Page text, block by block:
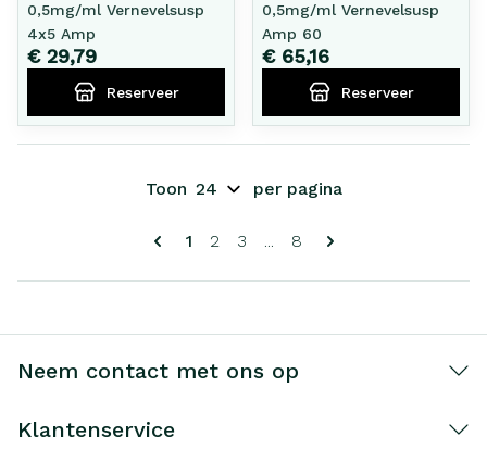
0,5mg/ml Vernevelsusp
4x5 Amp
€ 29,79
Reserveer
0,5mg/ml Vernevelsusp
Amp 60
€ 65,16
Reserveer
Pagina's
U lees momenteel pagina
1 Pagina
2 Pagina
3 ... Pagina
8
Toon per pagina
Neem contact met ons op
Klantenservice